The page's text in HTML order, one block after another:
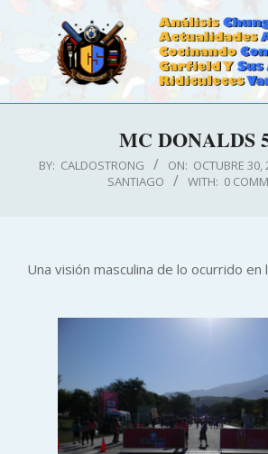
MC DONALDS
BY: CALDOSTRONG ON: OCTUBRE 30,
SANTIAGO
WITH: 0
Una visión masculina de lo ocurrido en